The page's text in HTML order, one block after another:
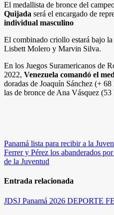
El medallista de bronce del
Quijada será el encargado de
individual masculino
El combinado criollo estará bajo
Lisbett Molero y Marvin Silva.
En los Juegos Suramericanos de
2022, Venezuela comandó el
doradas de Joaquín Sánchez (+
las de bronce de Ana Vásquez
Navegación
de
Panamá lista para recibir a la
Ferrer y Pérez los abanderados
de la Juventud
Entrada relacionada
JDSJ Panamá 2026 DEPORTE